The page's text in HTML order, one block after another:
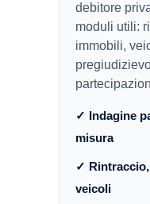
debitore
moduli utili:
immobili,
✓ Indagine
misura
✓
veicoli